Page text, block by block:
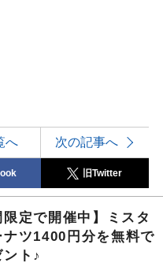
へ 次の記事へ
旧Twitter
限定で開催中】ミスタ
ナツ1400円分を無料で
ト♪